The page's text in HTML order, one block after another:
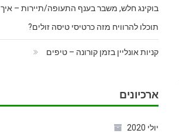
בוקינג חלש, משבר בענף התעופה/תיירות – איך
תוכלו להרוויח מזה כרטיסי טיסה זולים?
קניות אונליין בזמן קורונה – טיפים
ארכיונים
יולי 2020